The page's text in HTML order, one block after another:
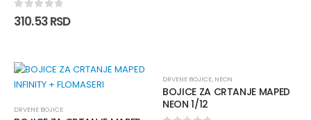
0out of 5
310.53RSD
DRVENE BOJICE
DRVENE BOJICE, NEON
BOJICE ZA CRTANJE MAPED
NEON 1/12